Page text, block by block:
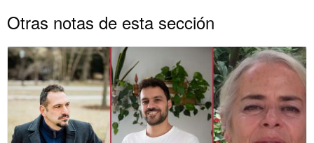
Otras notas de esta sección